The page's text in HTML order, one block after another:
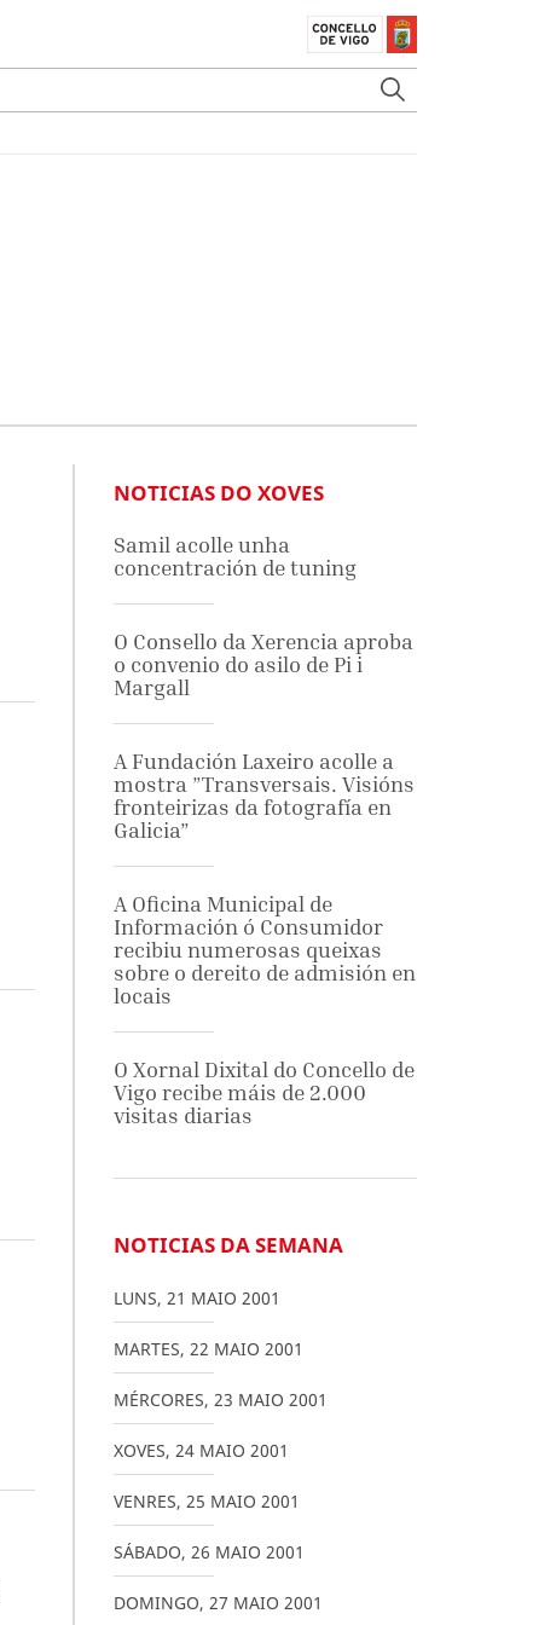
NOTICIAS DO XOVES
Samil acolle unha
concentración de tuning
O Consello da Xerencia aproba
o convenio do asilo de Pi i
Margall
A Fundación Laxeiro acolle a
mostra ”Transversais. Visións
fronteirizas da fotografía en
Galicia”
A Oficina Municipal de
Información ó Consumidor
recibiu numerosas queixas
sobre o dereito de admisión en
locais
O Xornal Dixital do Concello de
Vigo recibe máis de 2.000
visitas diarias
NOTICIAS DA SEMANA
LUNS, 21 MAIO 2001
MARTES, 22 MAIO 2001
MÉRCORES, 23 MAIO 2001
XOVES, 24 MAIO 2001
VENRES, 25 MAIO 2001
SÁBADO, 26 MAIO 2001
DOMINGO, 27 MAIO 2001